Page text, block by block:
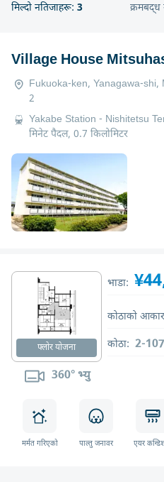
मिल्दो नतिजाहरू: 3 क्रमबद्ध
Village House
Fukuoka-ken, Yanagawa-
2
Yakabe Station - Nishitetsu
मिनेट पैदल, 0.7 किलोमिटर
फ्लोर योजना
360° भ्यु
भाडा:
कोठाको
कोठा: 2-
मर्मत गरिएको पाल्तु जनावर एयर